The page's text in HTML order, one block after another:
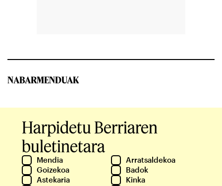
NABARMENDUAK
Harpidetu Berriaren
buletinetara
Mendia
Arratsaldekoa
Goizekoa
Badok
Astekaria
Kinka